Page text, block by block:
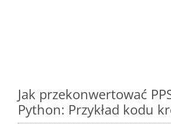
Jak przekonwertować
Python: Przykład kodu